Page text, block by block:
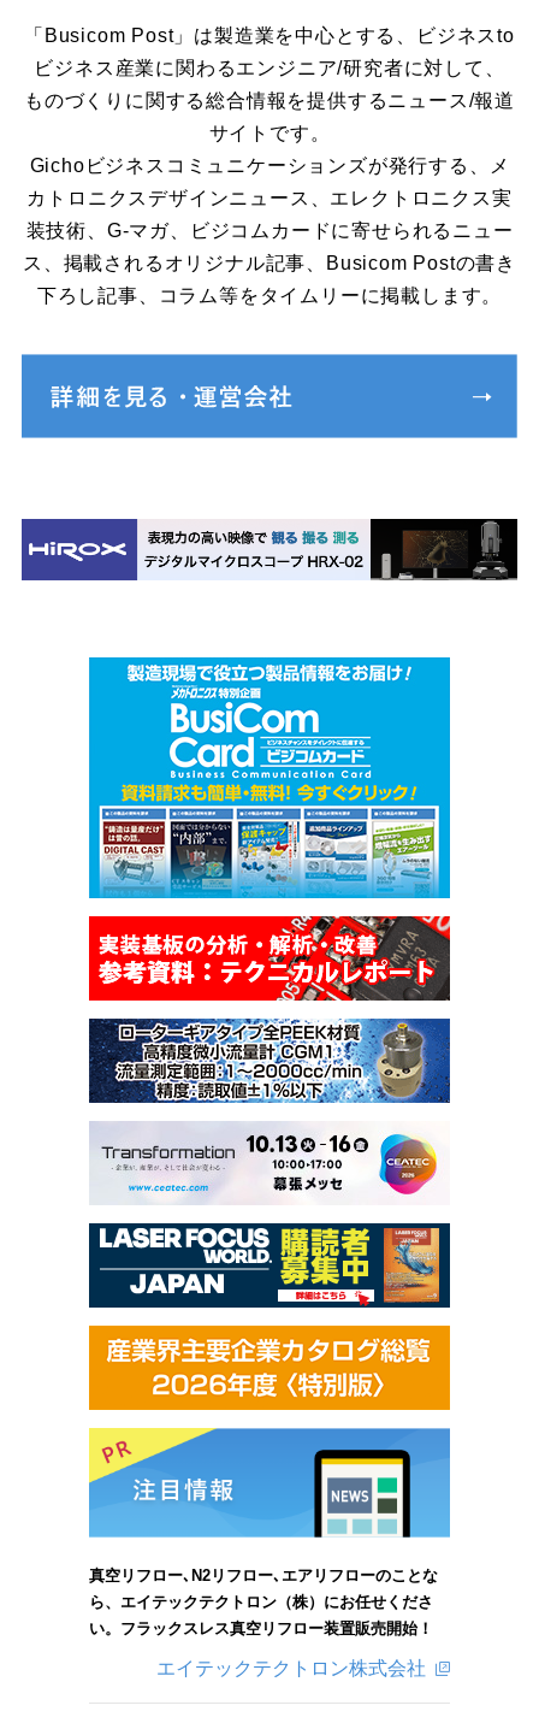
「Busicom Post」は製造業を中心とする、ビジネスto
ビジネス産業に関わるエンジニア/研究者に対して、
ものづくりに関する総合情報を提供するニュース/報道
サイトです。
Gichoビジネスコミュニケーションズが発行する、メ
カトロニクスデザインニュース、エレクトロニクス実
装技術、G-マガ、ビジコムカードに寄せられるニュー
ス、掲載されるオリジナル記事、Busicom Postの書き
下ろし記事、コラム等をタイムリーに掲載します。
真空リフロー､N2リフロー､エアリフローのことな
ら、エイテックテクトロン（株）にお任せくださ
い。フラックスレス真空リフロー装置販売開始！
エイテックテクトロン株式会社